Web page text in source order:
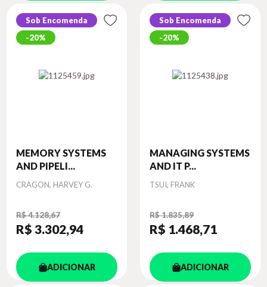
Sob Encomenda
20%
MEMORY SYSTEMS
AND PIPELI...
Autor
CRAGON, HARVEY G.
R$ 4.128,67
R$ 3.302,94
ADICIONAR
Sob Encomenda
20%
MANAGING SYSTEMS
AND IT P...
Autor
TSUI, FRANK
R$ 1.835,89
R$ 1.468,71
ADICIONAR